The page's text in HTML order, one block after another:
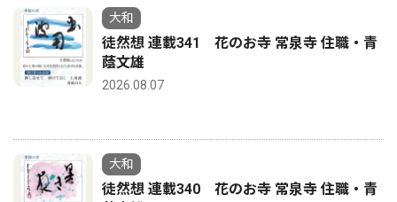
大和
徒然想 連載341 花のお寺 常泉寺 住職・青
蔭文雄
2026.08.07
大和
徒然想 連載340 花のお寺 常泉寺 住職・青